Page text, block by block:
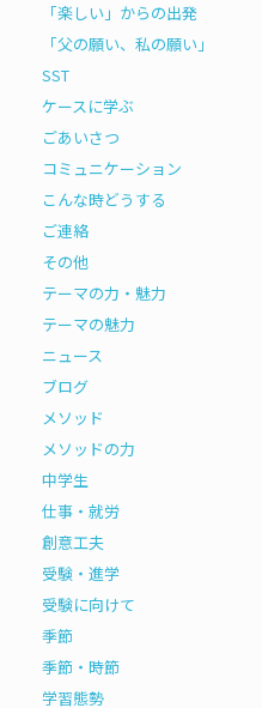
「楽しい」からの出発
「父の願い、私の願い」
SST
ケースに学ぶ
ごあいさつ
コミュニケーション
こんな時どうする
ご連絡
その他
テーマの力・魅力
テーマの魅力
ニュース
ブログ
メソッド
メソッドの力
中学生
仕事・就労
創意工夫
受験・進学
受験に向けて
季節
季節・時節
学習態勢